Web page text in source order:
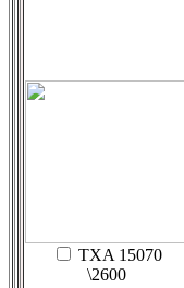
TXA 15070
\2600